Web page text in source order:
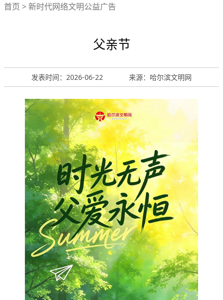
首页 >新时代网络文明公益广告
父亲节
发表时间：2026-06-22 来源：哈尔滨文明网